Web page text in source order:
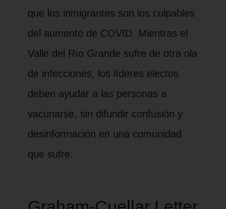
que los inmigrantes son los culpables
del aumento de COVID. Mientras el
Valle del Río Grande sufre de otra ola
de infecciones, los líderes electos
deben ayudar a las personas a
vacunarse, sin difundir confusión y
desinformación en una comunidad
que sufre.